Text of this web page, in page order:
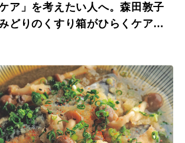
ア」を考えたい人へ。森田敦子
どりのくすり箱がひらくケアの